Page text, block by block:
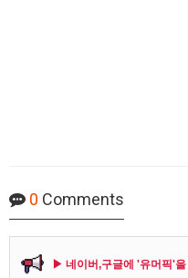
0 Comments
▶ 네이버,구글에 '유머픽'